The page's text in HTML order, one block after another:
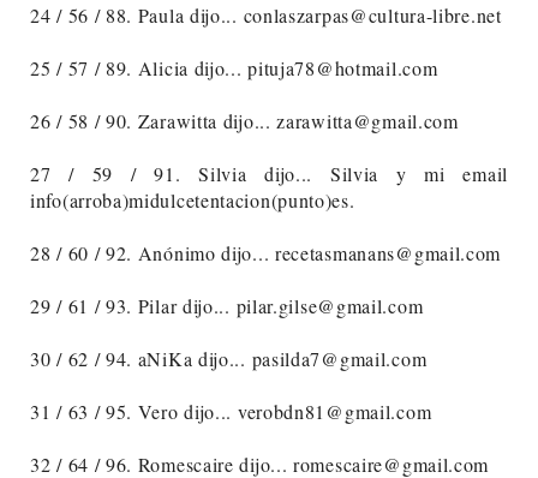
24 / 56 / 88. Paula dijo... conlaszarpas@cultura-libre.net
25 / 57 / 89. Alicia dijo... pituja78@hotmail.com
26 / 58 / 90. Zarawitta dijo... zarawitta@gmail.com
27 / 59 / 91. Silvia dijo... Silvia y mi email
info(arroba)midulcetentacion(punto)es.
28 / 60 / 92. Anónimo dijo... recetasmanans@gmail.com
29 / 61 / 93. Pilar dijo... pilar.gilse@gmail.com
30 / 62 / 94. aNiKa dijo... pasilda7@gmail.com
31 / 63 / 95. Vero dijo... verobdn81@gmail.com
32 / 64 / 96. Romescaire dijo... romescaire@gmail.com